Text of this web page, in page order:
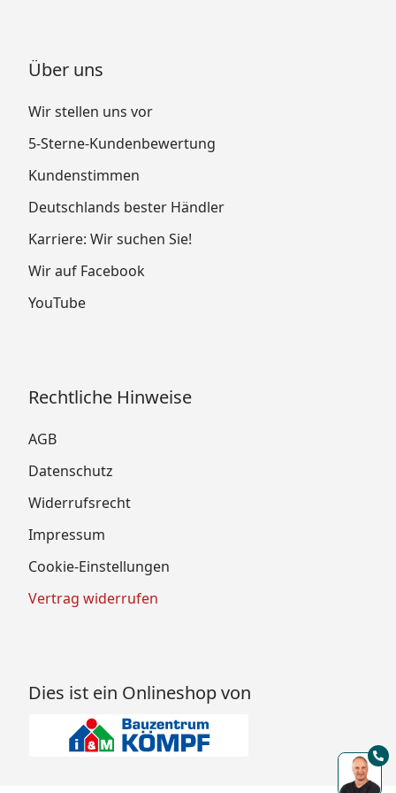
Über uns
Wir stellen uns vor
5-Sterne-Kundenbewertung
Kundenstimmen
Deutschlands bester Händler
Karriere: Wir suchen Sie!
Wir auf Facebook
YouTube
Rechtliche Hinweise
AGB
Datenschutz
Widerrufsrecht
Impressum
Cookie-Einstellungen
Vertrag widerrufen
Dies ist ein Onlineshop von